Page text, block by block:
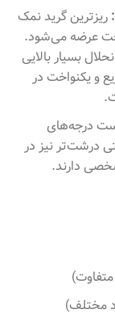
ریزترین گرید نمک
عرضه می‌شود.
بسیار بالایی
و یکنواخت در
درجه‌های
درشت‌تر نیز در
دارند.
مختلف)